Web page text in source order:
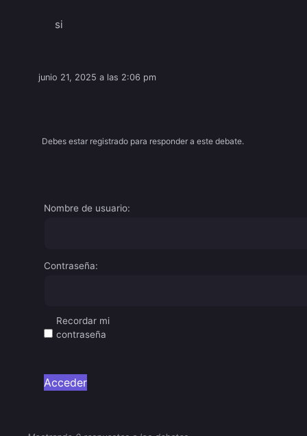
si
junio 21, 2025 a las 2:06 pm
Debes estar registrado para responder a este debate.
Nombre de usuario:
Contraseña:
Recordar mi
contraseña
Acceder